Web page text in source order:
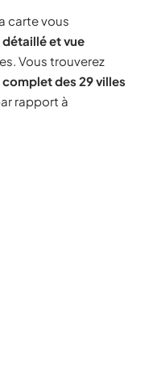
carte vous
et vue
Vous trouverez
des 29 villes
rapport à